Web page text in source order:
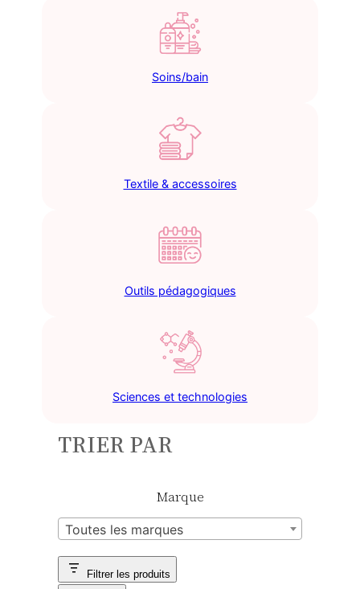
Soins/bain
Textile & accessoires
Outils pédagogiques
Sciences et technologies
TRIER PAR
Marque
Toutes les marques
Filtrer les produits